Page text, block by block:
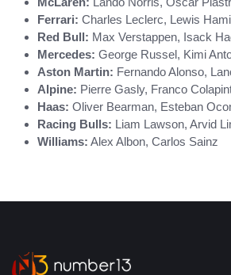
Ferrari: Charles Leclerc, Lewis
Red Bull: Max Verstappen, Isack
Mercedes: George Russel, Kimi
Aston Martin: Fernando Alonso,
Alpine: Pierre Gasly, Franco
Haas: Oliver Bearman, Esteban
Racing Bulls: Liam Lawson, Arvid
Williams: Alex Albon, Carlos Sainz